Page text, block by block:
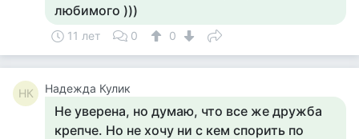
любимого )))
11 лет 0 0
НК Надежда Кулик
Не уверена, но думаю, что все же дружба
крепче. Но не хочу ни с кем спорить по